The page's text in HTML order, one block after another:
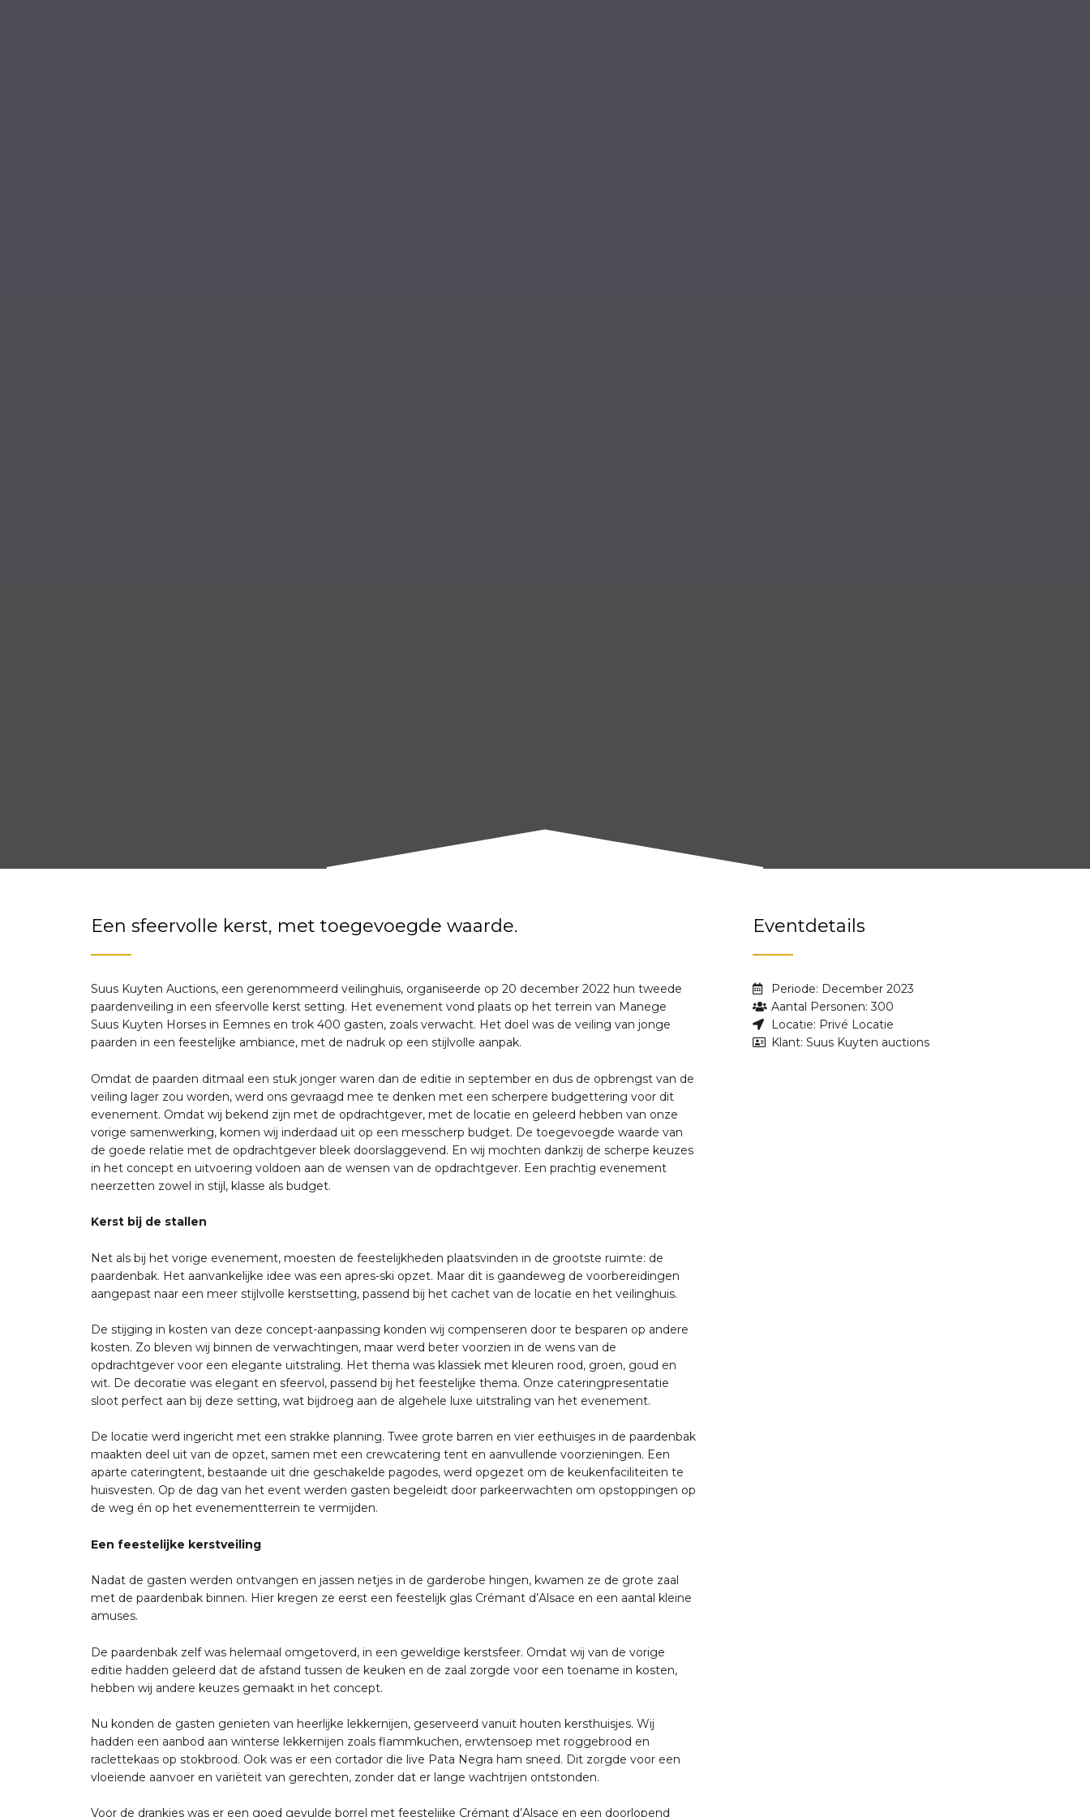
Een sfeervolle kerst, met toegevoegde waarde.
Suus Kuyten Auctions, een gerenommeerd veilinghuis, organiseerde op 20 december 2022 hun tweede
paardenveiling in een sfeervolle kerst setting. Het evenement vond plaats op het terrein van Manege
Suus Kuyten Horses in Eemnes en trok 400 gasten, zoals verwacht. Het doel was de veiling van jonge
paarden in een feestelijke ambiance, met de nadruk op een stijlvolle aanpak.
Omdat de paarden ditmaal een stuk jonger waren dan de editie in september en dus de opbrengst van de
veiling lager zou worden, werd ons gevraagd mee te denken met een scherpere budgettering voor dit
evenement. Omdat wij bekend zijn met de opdrachtgever, met de locatie en geleerd hebben van onze
vorige samenwerking, komen wij inderdaad uit op een messcherp budget. De toegevoegde waarde van
de goede relatie met de opdrachtgever bleek doorslaggevend. En wij mochten dankzij de scherpe keuzes
in het concept en uitvoering voldoen aan de wensen van de opdrachtgever. Een prachtig evenement
neerzetten zowel in stijl, klasse als budget.
Kerst bij de stallen
Net als bij het vorige evenement, moesten de feestelijkheden plaatsvinden in de grootste ruimte: de
paardenbak. Het aanvankelijke idee was een apres-ski opzet. Maar dit is gaandeweg de voorbereidingen
aangepast naar een meer stijlvolle kerstsetting, passend bij het cachet van de locatie en het veilinghuis.
De stijging in kosten van deze concept-aanpassing konden wij compenseren door te besparen op andere
kosten. Zo bleven wij binnen de verwachtingen, maar werd beter voorzien in de wens van de
opdrachtgever voor een elegante uitstraling. Het thema was klassiek met kleuren rood, groen, goud en
wit. De decoratie was elegant en sfeervol, passend bij het feestelijke thema. Onze cateringpresentatie
sloot perfect aan bij deze setting, wat bijdroeg aan de algehele luxe uitstraling van het evenement.
De locatie werd ingericht met een strakke planning. Twee grote barren en vier eethuisjes in de paardenbak
maakten deel uit van de opzet, samen met een crewcatering tent en aanvullende voorzieningen. Een
aparte cateringtent, bestaande uit drie geschakelde pagodes, werd opgezet om de keukenfaciliteiten te
huisvesten. Op de dag van het event werden gasten begeleidt door parkeerwachten om opstoppingen op
de weg én op het evenementterrein te vermijden.
Een feestelijke kerstveiling
Nadat de gasten werden ontvangen en jassen netjes in de garderobe hingen, kwamen ze de grote zaal
met de paardenbak binnen. Hier kregen ze eerst een feestelijk glas Crémant d’Alsace en een aantal kleine
amuses.
De paardenbak zelf was helemaal omgetoverd, in een geweldige kerstsfeer. Omdat wij van de vorige
editie hadden geleerd dat de afstand tussen de keuken en de zaal zorgde voor een toename in kosten,
hebben wij andere keuzes gemaakt in het concept.
Nu konden de gasten genieten van heerlijke lekkernijen, geserveerd vanuit houten kersthuisjes. Wij
hadden een aanbod aan winterse lekkernijen zoals flammkuchen, erwtensoep met roggebrood en
raclettekaas op stokbrood. Ook was er een cortador die live Pata Negra ham sneed. Dit zorgde voor een
vloeiende aanvoer en variëteit van gerechten, zonder dat er lange wachtrijen ontstonden.
Voor de drankjes was er een goed gevulde borrel met feestelijke Crémant d’Alsace en een doorlopend
Eventdetails
Periode: December 2023
Aantal Personen: 300
Locatie: Privé Locatie
Klant: Suus Kuyten auctions